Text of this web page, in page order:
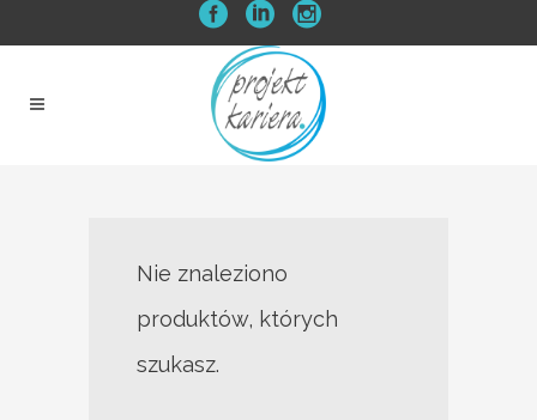
Nie znaleziono
produktów, których
szukasz.